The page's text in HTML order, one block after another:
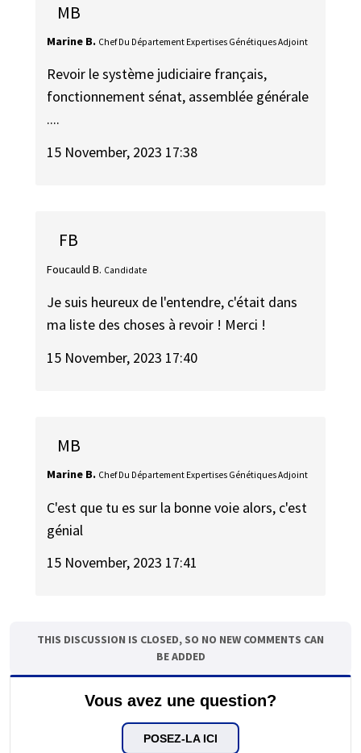
MB
Marine B. Chef Du Département Expertises Génétiques Adjoint
Revoir le système judiciaire français,
fonctionnement sénat, assemblée générale
....
15 November, 2023 17:38
FB
Foucauld B. Candidate
Je suis heureux de l'entendre, c'était dans
ma liste des choses à revoir ! Merci !
15 November, 2023 17:40
MB
Marine B. Chef Du Département Expertises Génétiques Adjoint
C'est que tu es sur la bonne voie alors, c'est
génial
15 November, 2023 17:41
THIS DISCUSSION IS CLOSED, SO NO NEW COMMENTS CAN
BE ADDED
Vous avez une question?
POSEZ-LA ICI